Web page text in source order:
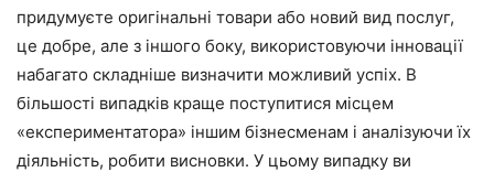
придумуєте оригінальні товари або новий вид послуг,
це добре, але з іншого боку, використовуючи інновації
набагато складніше визначити можливий успіх. В
більшості випадків краще поступитися місцем
«експериментатора» іншим бізнесменам і аналізуючи їх
діяльність, робити висновки. У цьому випадку ви